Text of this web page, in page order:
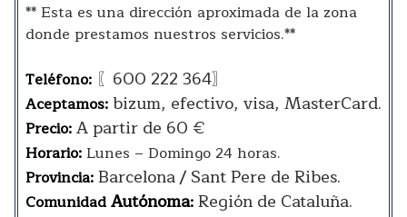
** Esta es una dirección aproximada de la zona
donde prestamos nuestros servicios.**
Teléfono: 〖600 222 364〗
Aceptamos:bizum, efectivo, visa, MasterCard.
Precio:A partir de 60 €
Horario: Lunes – Domingo 24 horas.
Provincia:Barcelona / Sant Pere de Ribes.
ComunidadAutónoma:Región de Cataluña.